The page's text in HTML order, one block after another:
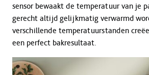
sensor bewaakt de temperatuur van je
gerecht altijd gelijkmatig verwarmd
verschillende temperatuurstanden
een perfect bakresultaat.